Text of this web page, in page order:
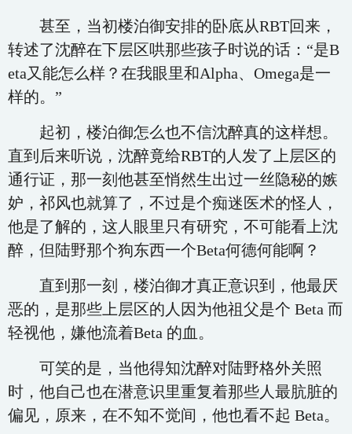
甚至，当初楼泊御安排的卧底从RBT回来，
转述了沈醉在下层区哄那些孩子时说的话：“是B
eta又能怎么样？在我眼里和Alpha、Omega是一
样的。”
起初，楼泊御怎么也不信沈醉真的这样想。
直到后来听说，沈醉竟给RBT的人发了上层区的
通行证，那一刻他甚至悄然生出过一丝隐秘的嫉
妒，祁风也就算了，不过是个痴迷医术的怪人，
他是了解的，这人眼里只有研究，不可能看上沈
醉，但陆野那个狗东西一个Beta何德何能啊？
直到那一刻，楼泊御才真正意识到，他最厌
恶的，是那些上层区的人因为他祖父是个 Beta 而
轻视他，嫌他流着Beta 的血。
可笑的是，当他得知沈醉对陆野格外关照
时，他自己也在潜意识里重复着那些人最肮脏的
偏见，原来，在不知不觉间，他也看不起 Beta。